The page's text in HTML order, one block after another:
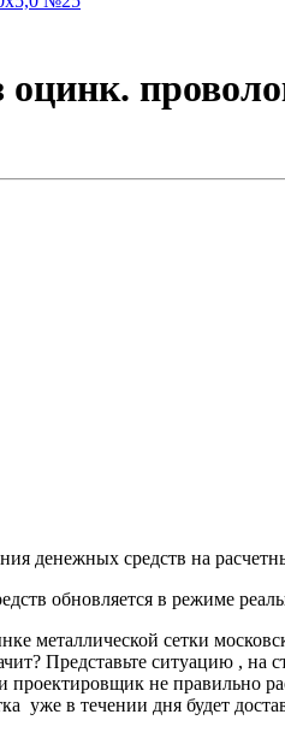
оцинк.
денежных средств на
обновляется в режиме
металлической сетки
Представьте ситуацию ,
проектировщик не
уже в течении дня будет